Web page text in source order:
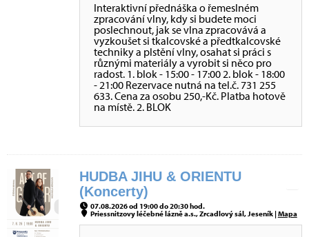
Interaktivní přednáška o řemeslném
zpracování vlny, kdy si budete moci
poslechnout, jak se vlna zpracovává a
vyzkoušet si tkalcovské a předtkalcovské
techniky a plstění vlny, osahat si práci s
různými materiály a vyrobit si něco pro
radost. 1. blok - 15:00 - 17:00 2. blok - 18:00
- 21:00 Rezervace nutná na tel.č. 731 255
633. Cena za osobu 250,-Kč. Platba hotově
na místě. 2. BLOK
HUDBA JIHU & ORIENTU
(Koncerty)
07.08.2026 od 19:00 do 20:30 hod.
Priessnitzovy léčebné lázně a.s., Zrcadlový sál, Jeseník |Mapa